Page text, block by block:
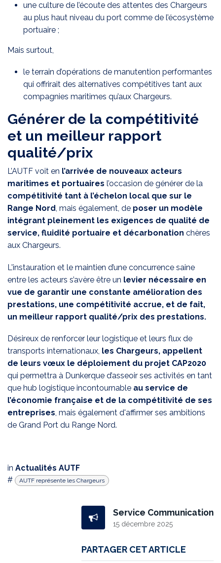
une culture de l’écoute des attentes des Chargeurs
au plus haut niveau du port comme de l’écosystème
portuaire ;
Mais surtout,
le terrain d’opérations de manutention performantes
qui offrirait des alternatives compétitives tant aux
compagnies maritimes qu’aux Chargeurs.
Générer de la compétitivité
et un meilleur rapport
qualité/prix
L’AUTF voit en l’arrivée de nouveaux acteurs
maritimes et portuaires l’occasion de générer de la
compétitivité tant à l’échelon local que sur le
Range Nord, mais également, de poser un modèle
intégrant pleinement les exigences de qualité de
service, fluidité portuaire et décarbonation chères
aux Chargeurs.
L'instauration et le maintien d’une concurrence saine
entre les acteurs s’avère être un levier nécessaire en
vue de garantir une constante amélioration des
prestations, une compétitivité accrue, et de fait,
un meilleur rapport qualité/prix des prestations.
Désireux de renforcer leur logistique et leurs flux de
transports internationaux, les Chargeurs, appellent
de leurs vœux le déploiement du projet CAP2020
qui permettra à Dunkerque d’asseoir ses activités en tant
que hub logistique incontournable au service de
l’économie française et de la compétitivité de ses
entreprises , mais également d'affirmer ses ambitions
de Grand Port du Range Nord.
in Actualités AUTF
#
AUTF représente les Chargeurs
Service Communication
15 décembre 2025
PARTAGER CET ARTICLE